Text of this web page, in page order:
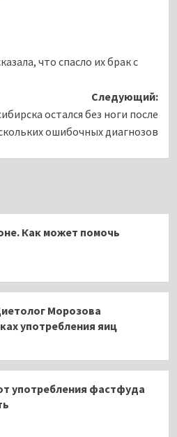
что спасло их брак с
Следующий:
остался без ноги после
ошибочных диагнозов
Как может помочь
Морозова
употребления яиц
употребления фастфуда